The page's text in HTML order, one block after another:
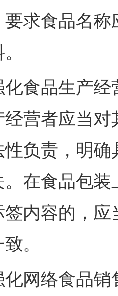
要求食品名
品生产经
经营者应当
负责，明
在食品包
签内容的，
。
络食品销